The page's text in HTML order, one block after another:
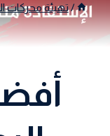
/تهيئة محركات